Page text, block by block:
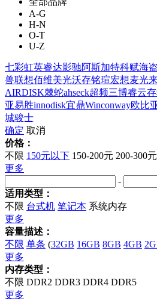
A-G
H-N
O-T
U-Z
七彩虹英睿达影驰阿斯加特科赋海
兽联想佰维美光沃存铭瑄宏想麦光
AIRDISK棘蛇ahseck超频三博睿云
亚易胜innodisk宜鼎Winconway欧比
城骏士
确定 取消
价格：
不限 150元以下 150-200元 200-300元
更多
-
适用类型：
不限 台式机 笔记本 系统内存
更多
容量描述：
不限 单条 (32GB 16GB 8GB 4GB
更多
内存类型：
不限 DDR2 DDR3 DDR4 DDR5
更多